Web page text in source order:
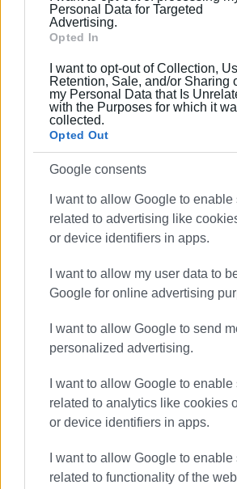
section.Personal Data for Targeted
Advertising.
Opted In
I want to opt-out of Collection,
Retention, Sale, and/or Sharing
my Personal Data that Is
with the Purposes for which it
collected.
Opted Out
Google consents
I want to allow Google to enable
related to advertising like
or device identifiers in apps.
I want to allow my user data to
Google for online advertising
I want to allow Google to send
personalized advertising.
I want to allow Google to enable
related to analytics like cookies
or device identifiers in apps.
I want to allow Google to enable
related to functionality of the
είθισται εξαιτίας του υψομέτρου
πρώτα, γύρω στους δυο με τρεις
τον υδράργυρο και στα υπόλοιπα
πέντε βαθμούς χαμηλότερα
όλα αυτά).
Τοπικές ομίχλες ("Κλασικές, του
σχηματίζονται σε διάφορα σημεία
ορεινής και ημιορεινής μας ζώνης
αρκετά υψώματα (Σε κάμποσες
πυκνές).
Εννοείται πως τα ποσοστά της
είναι ιδιαίτερα αυξημένα παντού
ερχόμενο 24ωρο.
Ιάκωβος Βασιλάκης (Ερασιτέχνης
Μετεωρολογικός σταθμός Βαλανειό
Ακολουθήστε το enimerosi στο
Συνδρομητές στο e-